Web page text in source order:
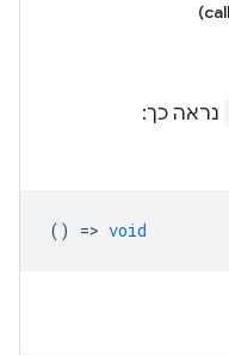
נראה כך:
() => void